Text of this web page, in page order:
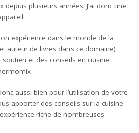
plusieurs années. J’ai donc une
expérience dans le monde de la
auteur de livres dans ce domaine)
et des conseils en cuisine
aussi bien pour l’utilisation de votre
apporter des conseils sur la cuisine
riche de nombreuses